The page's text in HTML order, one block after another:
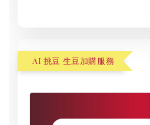
AI 挑豆 生豆加購服務